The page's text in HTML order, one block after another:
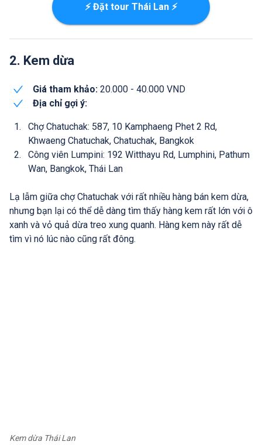
⚡ Đặt tour Thái Lan ⚡
2. Kem dừa
Giá tham khảo: 20.000 - 40.000 VND
Địa chỉ gợi ý:
Chợ Chatuchak: 587, 10 Kamphaeng Phet 2 Rd,
Khwaeng Chatuchak, Chatuchak, Bangkok
Công viên Lumpini: 192 Witthayu Rd, Lumphini, Pathum
Wan, Bangkok, Thái Lan
Lạ lẫm giữa chợ Chatuchak với rất nhiều hàng bán kem dừa,
nhưng bạn lại có thể dễ dàng tìm thấy hàng kem rất lớn với ô
xanh và vỏ quả dừa treo xung quanh. Hàng kem này rất dễ
tìm vì nó lúc nào cũng rất đông.
Kem dừa Thái Lan